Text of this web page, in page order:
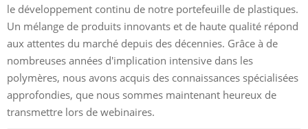
le développement continu de notre portefeuille de plastiques.
Un mélange de produits innovants et de haute qualité répond
aux attentes du marché depuis des décennies. Grâce à de
nombreuses années d'implication intensive dans les
polymères, nous avons acquis des connaissances spécialisées
approfondies, que nous sommes maintenant heureux de
transmettre lors de webinaires.